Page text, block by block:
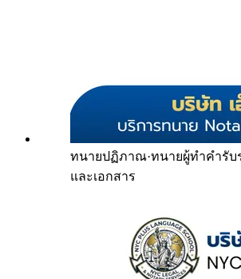
ทนายปฏิภาณ·ทนายผู้ทำคำรับ
และเอกสาร